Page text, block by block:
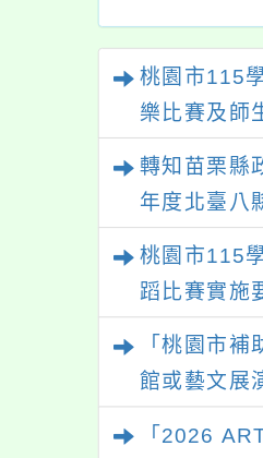
桃園市115
樂比賽及師
轉知苗栗縣
年度北臺八
影音徵選活
員」簡章及
迎學生踴躍
桃園市115
蹈比賽實施
「桃園市補
館或藝文展
「2026